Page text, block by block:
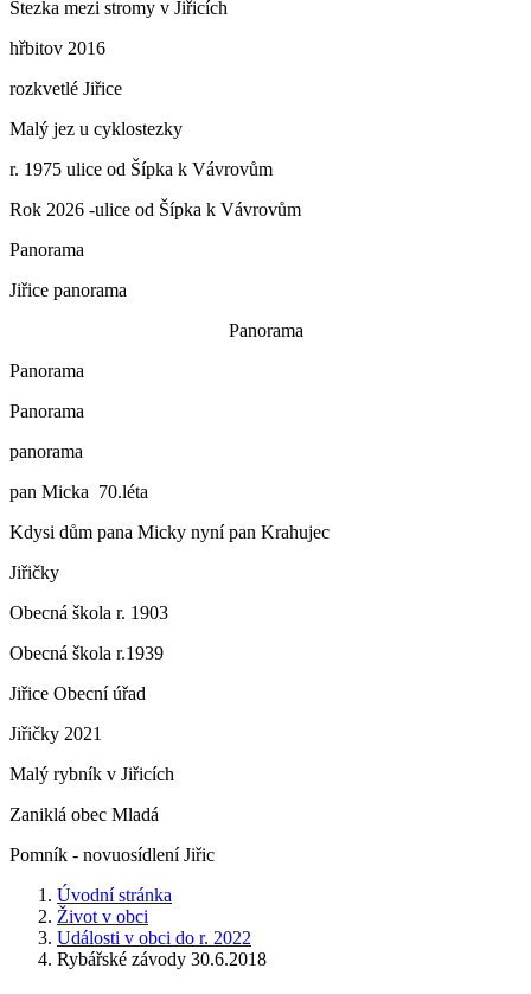
Stezka mezi stromy v Jiřicích
hřbitov 2016
rozkvetlé Jiřice
Malý jez u cyklostezky
r. 1975 ulice od Šípka k Vávrovům
Rok 2026 -ulice od Šípka k Vávrovům
Panorama
Jiřice panorama
Panorama
Panorama
Panorama
panorama
pan Micka 70.léta
Kdysi dům pana Micky nyní pan Krahujec
Jiřičky
Obecná škola r. 1903
Obecná škola r.1939
Jiřice Obecní úřad
Jiřičky 2021
Malý rybník v Jiřicích
Zaniklá obec Mladá
Pomník - novuosídlení Jiřic
Úvodní stránka
Život v obci
Události v obci do r. 2022
Rybářské závody 30.6.2018